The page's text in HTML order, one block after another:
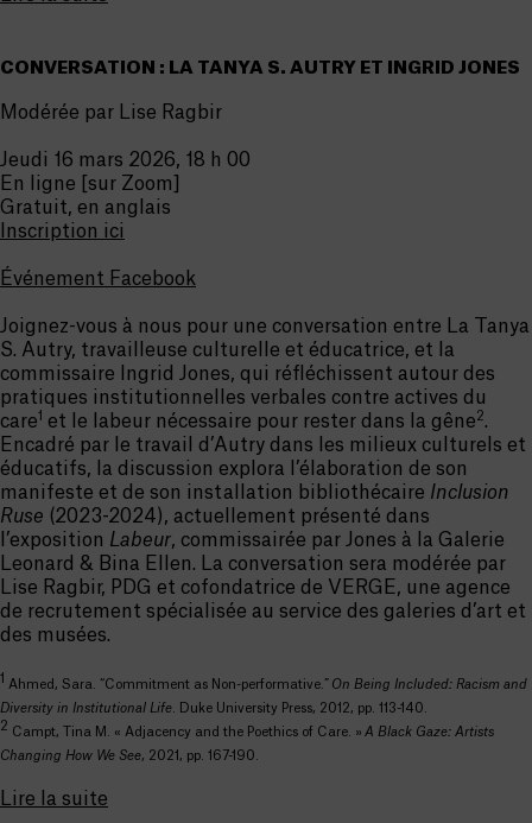
CONVERSATION : LA TANYA S. AUTRY ET INGRID JONES
Modérée par Lise Ragbir
Jeudi 16 mars 2026, 18 h 00
En ligne [sur Zoom]
Gratuit, en anglais
Inscription ici
Événement Facebook
Joignez-vous à nous pour une conversation entre La Tanya
S. Autry, travailleuse culturelle et éducatrice, et la
commissaire Ingrid Jones, qui réfléchissent autour des
pratiques institutionnelles verbales contre actives du
care1 et le labeur nécessaire pour rester dans la gêne2.
Encadré par le travail d’Autry dans les milieux culturels et
éducatifs, la discussion explora l’élaboration de son
manifeste et de son installation bibliothécaire Inclusion
Ruse (2023-2024), actuellement présenté dans
l’exposition Labeur, commissairée par Jones à la Galerie
Leonard & Bina Ellen. La conversation sera modérée par
Lise Ragbir, PDG et cofondatrice de VERGE, une agence
de recrutement spécialisée au service des galeries d’art et
des musées.
1 Ahmed, Sara. “Commitment as Non-performative.” On Being Included: Racism and
Diversity in Institutional Life. Duke University Press, 2012, pp. 113-140.
2 Campt, Tina M. « Adjacency and the Poethics of Care. » A Black Gaze: Artists
Changing How We See, 2021 , pp. 167-190.
Lire la suite